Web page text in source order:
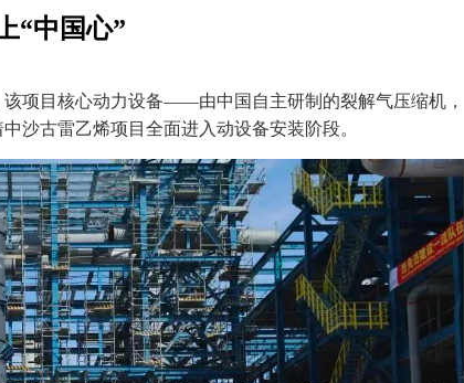
“中国心”
项目核心动力设备——由中国自主研制的裂解气压缩机，
沙古雷乙烯项目全面进入动设备安装阶段。